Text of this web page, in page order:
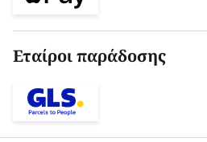
Εταίροι παράδοσης